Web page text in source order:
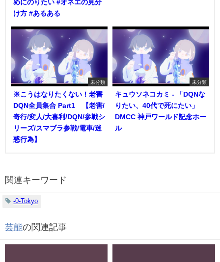
めにのりたい #オネエの見分
け方 #あるある
未分類
※こうはなりたくない！老害
DQN全員集合 Part1 【老害/
奇行/変人/大喜利/DQN/参戦シ
リーズ/スマブラ参戦/電車/迷
惑行為】
未分類
キュウソネコカミ - 「DQNな
りたい、40代で死にたい」
DMCC 神戸ワールド記念ホー
ル
関連キーワード
-0-Tokyo
芸能の関連記事